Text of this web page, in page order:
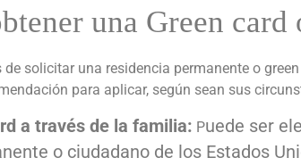
una Green card
solicitar una residencia permanente o
para aplicar, según sean sus
a través de la familia: Puede ser
o ciudadano de los Estados